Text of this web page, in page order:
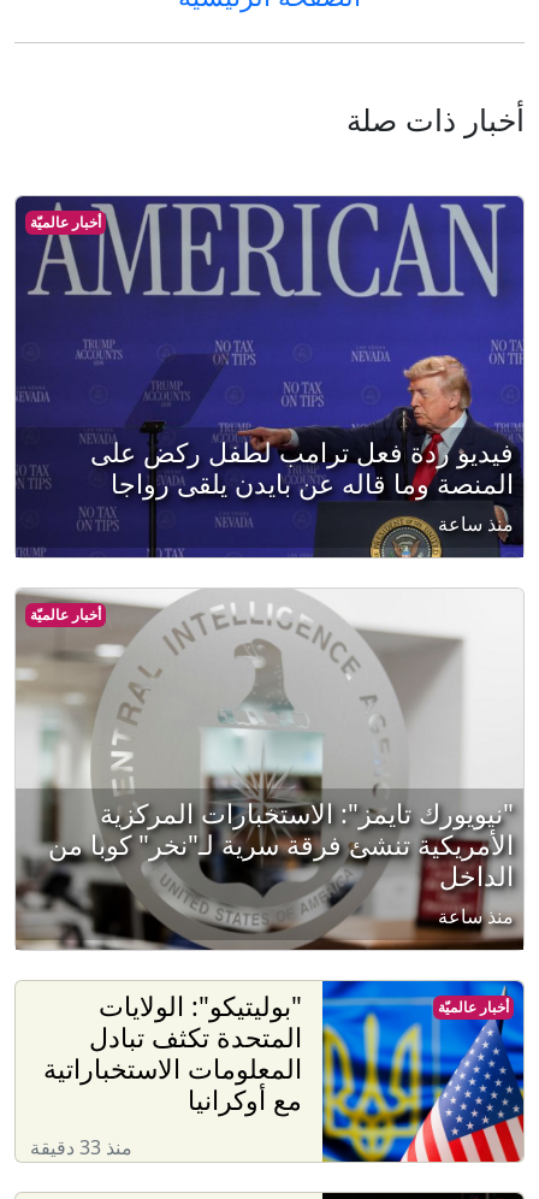
أخبار ذات صلة
أخبار عالميّة
فيديو ردة فعل ترامب لطفل ركض على
المنصة وما قاله عن بايدن يلقى رواجا
منذ ساعة
أخبار عالميّة
"نيويورك تايمز": الاستخبارات المركزية
الأمريكية تنشئ فرقة سرية لـ"نخر" كوبا من
الداخل
منذ ساعة
"بوليتيكو": الولايات
المتحدة تكثف تبادل
المعلومات الاستخباراتية
مع أوكرانيا
منذ 33 دقيقة
أخبار عالميّة